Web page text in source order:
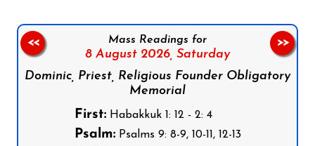
Mass Readings for
8 August 2026, Saturday
Dominic, Priest, Religious Founder Obligatory
Memorial
First:Habakkuk 1: 12 - 2: 4
Psalm:Psalms 9: 8-9, 10-11, 12-13
<< >>